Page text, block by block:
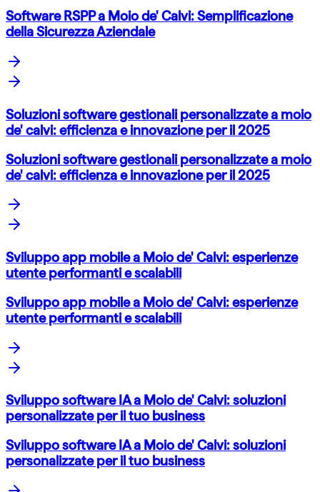
Software RSPP a Moio de' Calvi: Semplificazione
della Sicurezza Aziendale
Soluzioni software gestionali personalizzate a moio
de' calvi: efficienza e innovazione per il 2025
Soluzioni software gestionali personalizzate a moio
de' calvi: efficienza e innovazione per il 2025
Sviluppo app mobile a Moio de' Calvi: esperienze
utente performanti e scalabili
Sviluppo app mobile a Moio de' Calvi: esperienze
utente performanti e scalabili
Sviluppo software IA a Moio de' Calvi: soluzioni
personalizzate per il tuo business
Sviluppo software IA a Moio de' Calvi: soluzioni
personalizzate per il tuo business